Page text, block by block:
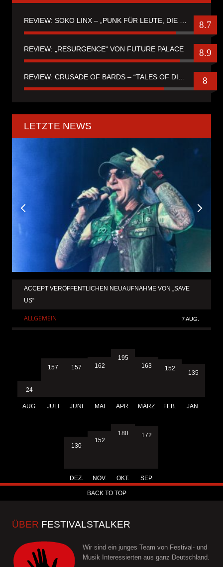
REVIEW: SOKO LINX – „PUNK FÜR LEUTE, DIE PUNK HASZEN“ 8.7
REVIEW: „RESURGENCE“ VON FUTURE PALACE 8.9
8
LETZTE NEWS
ACCEPT VERÖFFENTLICHEN NEUAUFNAHME VON „SAVE
US“
ALLGEMEIN 7 AUG.
24
AUG.
157
JULI
157
JUNI
162
MAI
195
APR.
163
MÄRZ
152
FEB.
135
JAN.
130
DEZ.
152
NOV.
180
OKT.
172
SEP.
BACK TO TOP
ÜBER FESTIVALSTALKER
Wir sind ein junges Team von Festival- und
Musik Interessierten aus ganz Deutschland.